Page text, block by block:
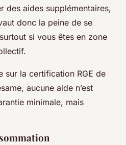
des aides supplémentaires,
donc la peine de se
si vous êtes en zone
sur la certification RGE de
aucune aide n’est
minimale, mais